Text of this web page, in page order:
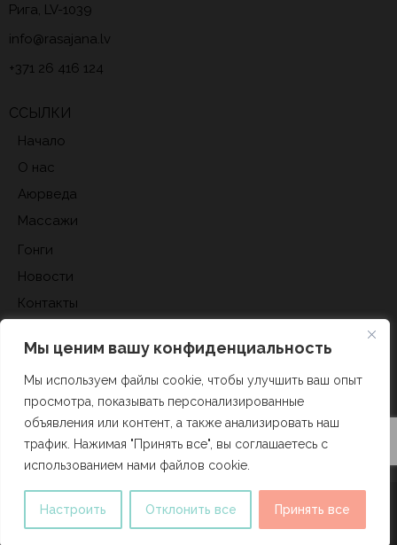
Мы ценим вашу конфиденциальность
Мы используем файлы cookie, чтобы улучшить ваш опыт
просмотра, показывать персонализированные
объявления или контент, а также анализировать наш
трафик. Нажимая "Принять все", вы соглашаетесь с
использованием нами файлов cookie.
Настроить Отклонить все Принять все
Рига, LV-1039
info@rasajana.lv
+371 26 416 124
ССЫЛКИ
Начало
О нас
Аюрведа
Массажи
Гонги
Новости
Контакты
НАШИ СОЦСЕТИ
Facebook
Instagram
Политика конфиденциальности
Rasajana2025. Разработано и поддерживаетсяHITEXIS.